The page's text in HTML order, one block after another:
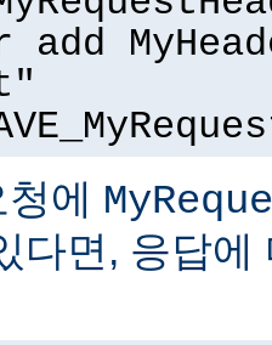
add
에
다면, 응답에